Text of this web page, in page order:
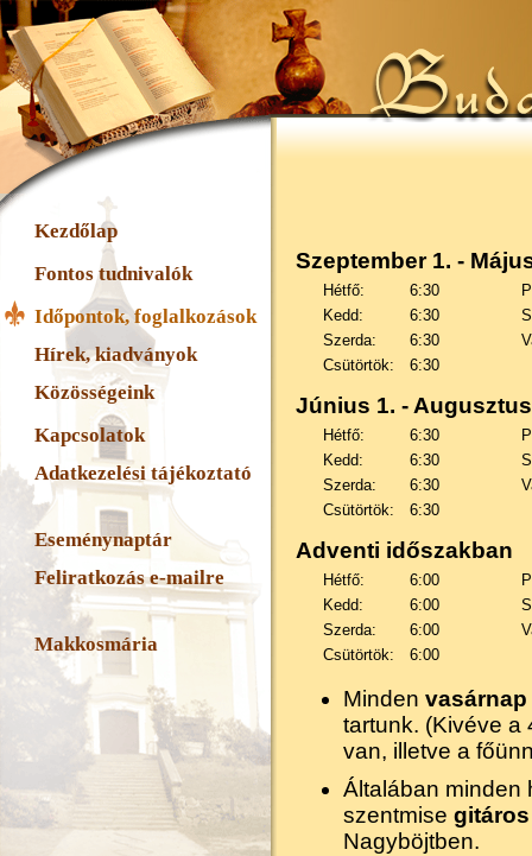
Kezdőlap
Fontos tudnivalók
Időpontok, foglalkozások
Hírek, kiadványok
Közösségeink
Kapcsolatok
Adatkezelési tájékoztató
Eseménynaptár
Feliratkozás e-mailre
Makkosmária
Szeptember 1. -
Hétfő:
6:30
Kedd:
6:30
Szerda:
6:30
Csütörtök:
6:30
Június 1. -
Hétfő:
6:30
Kedd:
6:30
Szerda:
6:30
Csütörtök:
6:30
Adventi időszakban
Hétfő:
6:00
Kedd:
6:00
Szerda:
6:00
Csütörtök:
6:00
Minden
tartunk. (Kivéve a
van, illetve a
Általában minden
szentmise gitáros
Nagyböjtben.